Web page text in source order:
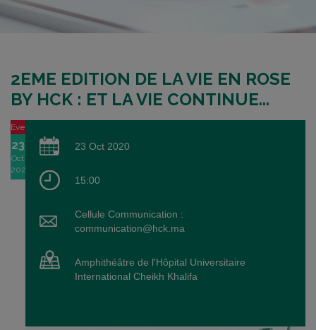
2EME EDITION DE LA VIE EN ROSE
BY HCK : ET LA VIE CONTINUE...
Event
23
Oct
2020
23 Oct 2020
15:00
Cellule Communication :
communication@hck.ma
Amphithéâtre de l'Hôpital Universitaire
International Cheikh Khalifa